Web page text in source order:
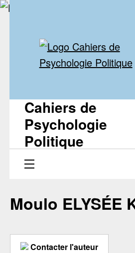
Cahiers de
Psychologie
Politique
Moulo ELYSÉE
Contacter l'auteur